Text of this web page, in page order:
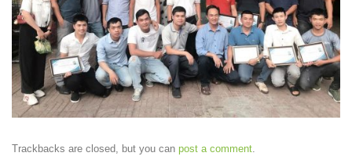
Trackbacks are closed, but you can post a comment.